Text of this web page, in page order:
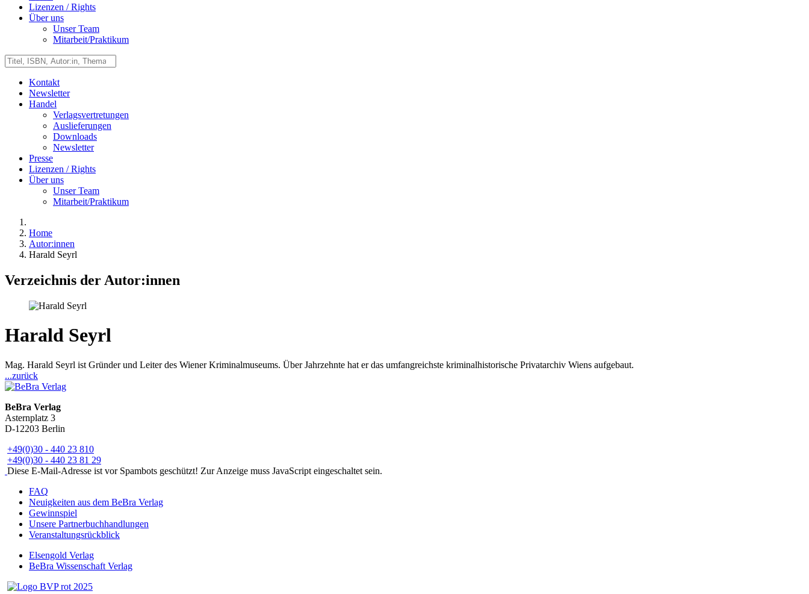
Lizenzen / Rights
Über uns
Unser Team
Mitarbeit/Praktikum
Kontakt
Newsletter
Handel
Verlagsvertretungen
Auslieferungen
Downloads
Newsletter
Presse
Lizenzen / Rights
Über uns
Unser Team
Mitarbeit/Praktikum
Home
Autor:innen
Harald Seyrl
Verzeichnis der Autor:innen
Harald Seyrl
Mag. Harald Seyrl ist Gründer und Leiter des Wiener Kriminalmuseums. Über Jahrzehnte hat er das umfangreichste kriminalhistorische Privatarchiv Wiens aufgebaut.
...zurück
BeBra Verlag
Asternplatz 3
D-12203 Berlin
+49(0)30 - 440 23 810
+49(0)30 - 440 23 81 29
Diese E-Mail-Adresse ist vor Spambots geschützt! Zur Anzeige muss JavaScript eingeschaltet sein.
FAQ
Neuigkeiten aus dem BeBra Verlag
Gewinnspiel
Unsere Partnerbuchhandlungen
Veranstaltungsrückblick
Elsengold Verlag
BeBra Wissenschaft Verlag